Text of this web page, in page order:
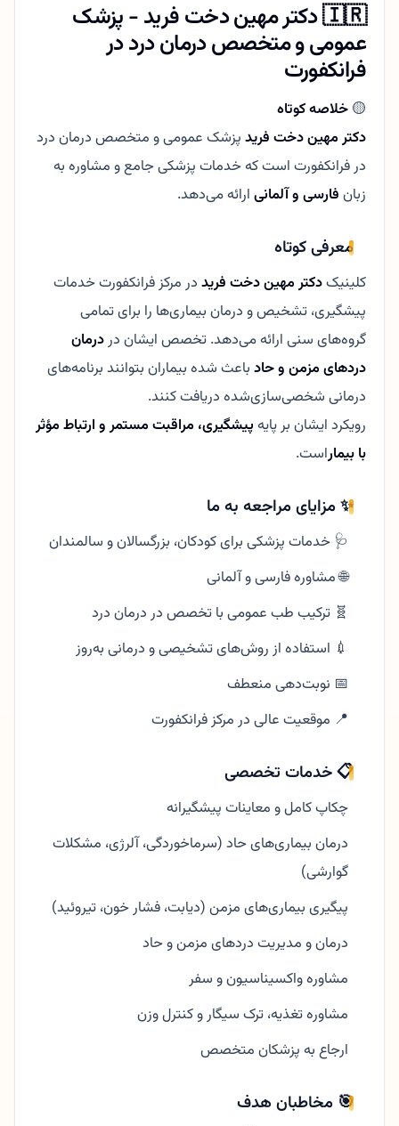
🇮🇷 دکتر مهین دخت فرید - پزشک
عمومی و متخصص درمان درد در
فرانکفورت
🟡خلاصه کوتاه
دکتر مهین دخت فریدپزشک عمومی و متخصص درمان درد
در فرانکفورت است که خدمات پزشکی جامع و مشاوره به
زبانفارسی و آلمانیارائه می‌دهد.
معرفی کوتاه
کلینیکدکتر مهین دخت فریددر مرکز فرانکفورت خدمات
پیشگیری، تشخیص و درمان بیماری‌ها را برای تمامی
گروه‌های سنی ارائه می‌دهد. تخصص ایشان دردرمان
دردهای مزمن و حادباعث شده بیماران بتوانند برنامه‌های
درمانی شخصی‌سازی‌شده دریافت کنند.
رویکرد ایشان بر پایهپیشگیری، مراقبت مستمر و ارتباط مؤثر
با بیماراست.
✨ مزایای مراجعه به ما
🩺 خدمات پزشکی برای کودکان، بزرگسالان و سالمندان
🌐 مشاوره فارسی و آلمانی
🧬 ترکیب طب عمومی با تخصص در درمان درد
💉 استفاده از روش‌های تشخیصی و درمانی به‌روز
📅 نوبت‌دهی منعطف
📍 موقعیت عالی در مرکز فرانکفورت
📋 خدمات تخصصی
چکاپ کامل و معاینات پیشگیرانه
درمان بیماری‌های حاد (سرماخوردگی، آلرژی، مشکلات
گوارشی)
پیگیری بیماری‌های مزمن (دیابت، فشار خون، تیروئید)
درمان و مدیریت دردهای مزمن و حاد
مشاوره واکسیناسیون و سفر
مشاوره تغذیه، ترک سیگار و کنترل وزن
ارجاع به پزشکان متخصص
🎯 مخاطبان هدف